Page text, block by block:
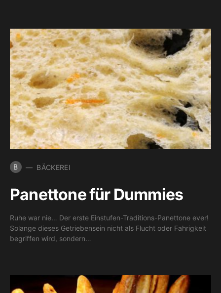
B BÄCKEREI
Panettone für Dummies
Ruhe war nie… Der erste Einstufen-Traditions-Panettone ever!
Solange dieses Getriebensein nicht als Flucht oder Fahrigkeit
begriffen wird, sondern…